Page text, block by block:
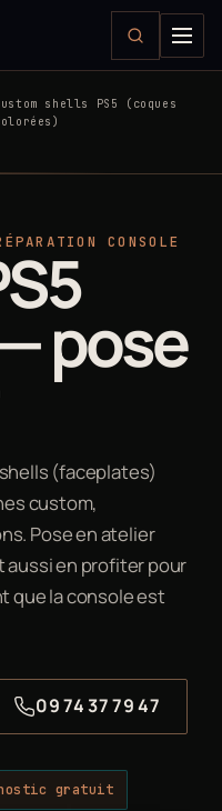
shells PS5 (coques
CONSOLE
pose
(faceplates)
custom,
Pose en atelier
aussi en profiter pour
que la console est
09 74 37 79 47
gratuit